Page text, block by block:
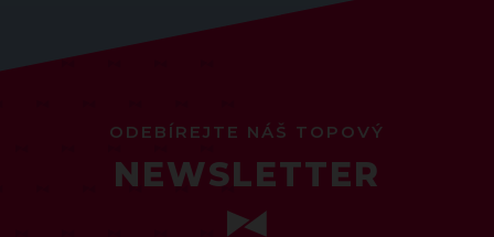
ODEBÍREJTE NÁŠ TOPOVÝ
NEWSLETTER